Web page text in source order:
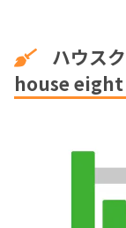
ハウス
house eight